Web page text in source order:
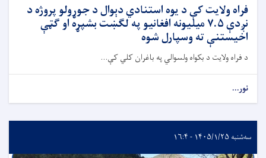
فراه ولایت کې د یوه استنادي دېوال د جوړولو پروژه د
نږدې ۷.۵ میلیونه افغانیو په لګښت بشپړه او ګټې
اخیستنې ته وسپارل شوه
د فراه ولایت د بکواه ولسوالي په باغران کلي کې...
نور...
سه‌شنبه ۱۴۰۵/۱/۲۵ - ۱۶:۴